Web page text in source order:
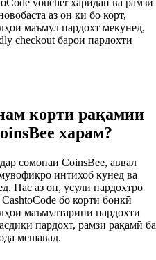
аз он ки бо корт,
маъмул пардохт мекунед,
checkout барои пардохти
корти рақамии
харам?
сомонаи CoinsBee, аввал
интихоб кунед ва
Пас аз он, усули пардохтро
бо корти бонкӣ
маъмултарини пардохти
пардохт, рамзи рақамӣ ба
мешавад.